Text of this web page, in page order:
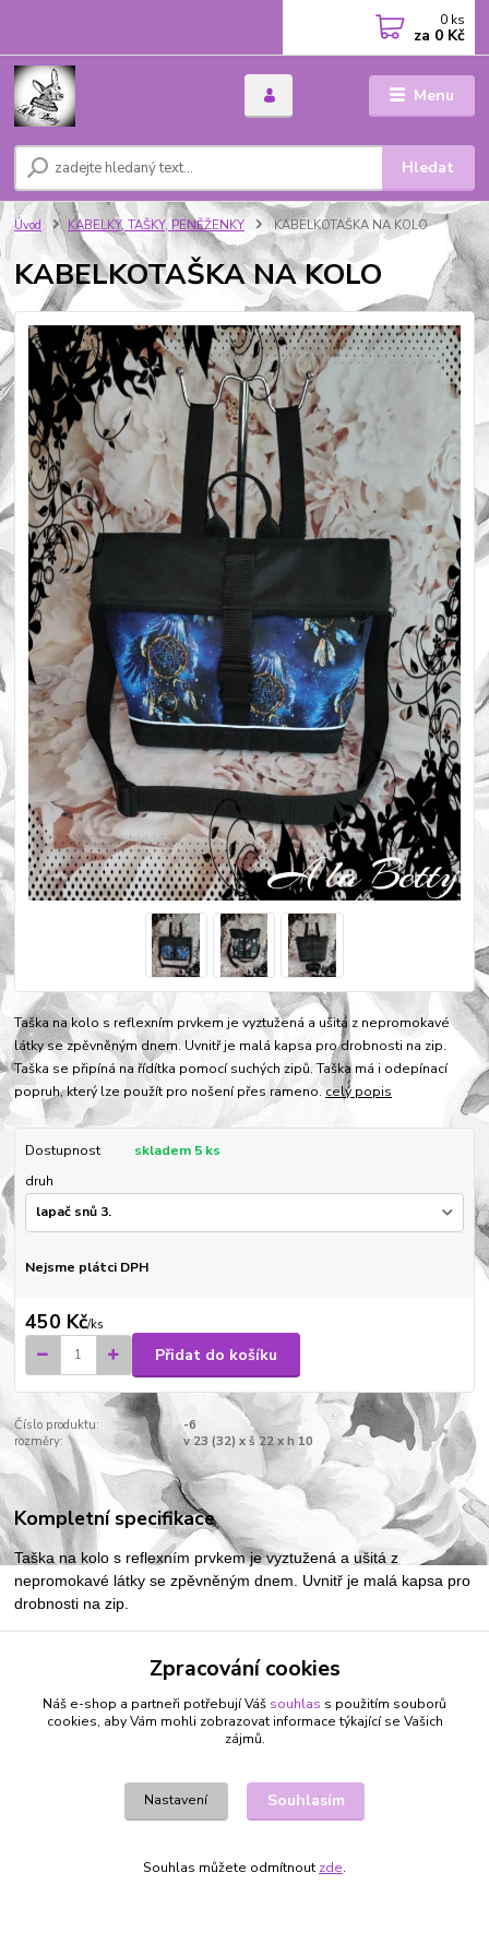
Menu
Hledat
0 ks
za 0 Kč
Úvod KABELKY, TAŠKY, PENĚŽENKY KABELKOTAŠKA NA KOLO
KABELKOTAŠKA NA KOLO
Taška na kolo s reflexním prvkem je vyztužená a ušitá z nepromokavé
látky se zpěvněným dnem. Uvnitř je malá kapsa pro drobnosti na zip.
Taška se připíná na řídítka pomocí suchých zipů. Taška má i odepínací
popruh, který lze použít pro nošení přes rameno. celý popis
Dostupnost
skladem 5 ks
druh
Nejsme plátci DPH
450 Kč/ks
Přidat do košíku
Číslo produktu:
-6
rozměry:
v 23 (32) x š 22 x h 10
Kompletní specifikace
Taška na kolo s reflexním prvkem je vyztužená a ušitá z
nepromokavé látky se zpěvněným dnem. Uvnitř je malá kapsa pro
drobnosti na zip.
odepínací popruh, který lze použít pro nošení přes rameno.
Zboží zařazeno v kategoriích
KABELKY, TAŠKY, PENĚŽENKY
Zpracování cookies
Náš e-shop a partneři potřebují Váš souhlas s použitím souborů
cookies, aby Vám mohli zobrazovat informace týkající se Vašich
zájmů.
Nastavení Souhlasím
Souhlas můžete odmítnout zde.